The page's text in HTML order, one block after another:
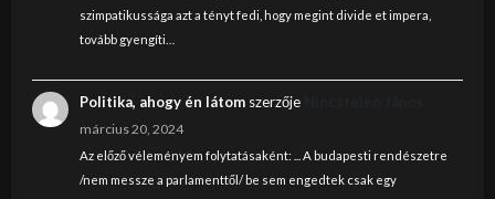
szimpatikussága azt a tényt fedi, hogy megint divide et impera,
tovább gyengíti…
Politika, ahogy én látomszerzője
március 20, 2024
Az előző véleményem folytatásaként: ... A budapesti rendészetre
/nem messze a parlamenttől/ be sem engedtek csak egy